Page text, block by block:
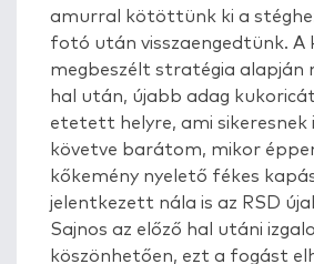
amurral kötöttünk ki a
fotó után visszaengedtünk. A
megbeszélt stratégia alapján
hal után, újabb adag
etetett helyre, ami sikeresnek
követve barátom, mikor
kőkemény nyelető fékes
jelentkezett nála is az RSD
Sajnos az előző hal utáni
köszönhetően, ezt a fogást